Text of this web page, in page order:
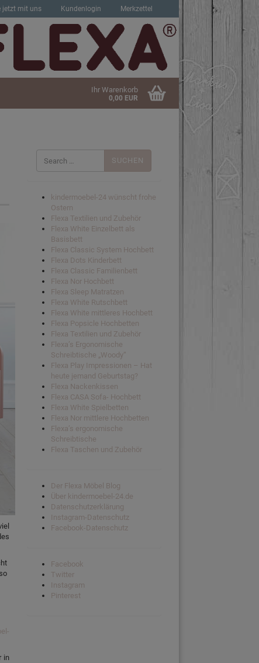
jetzt mit uns Kundenlogin Merkzettel
Ihr Warenkorb
0,00 EUR
in
Suchen
nach:
kindermoebel-24 wünscht frohe
Ostern
Flexa Textilien und Zubehör
Flexa White Einzelbett als
Basisbett
Flexa Classic System Hochbett
Flexa Dots Kinderbett
Flexa Classic Familienbett
Flexa Nor Hochbett
Flexa Sleep Matratzen
Flexa White Rutschbett
Flexa White mittleres Hochbett
Flexa Popsicle Hochbetten
Flexa Textilien und Zubehör
Flexa’s Ergonomische
Schreibtische „Woody“
Flexa Play Impressionen – Hat
heute jemand Geburtstag?
Flexa Nackenkissen
Flexa CASA Sofa- Hochbett
Flexa White Spielbetten
Flexa Nor mittlere Hochbetten
Flexa’s ergonomische
Schreibtische
Flexa Taschen und Zubehör
Der Flexa Möbel Blog
Über kindermoebel-24.de
Datenschutzerklärung
Instagram-Datenschutz
Facebook-Datenschutz
Facebook
Twitter
Instagram
Pinterest